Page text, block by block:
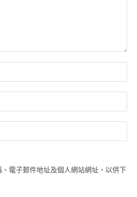
電子郵件地址及個人網站網址，以供下